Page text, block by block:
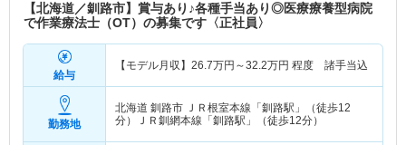
【北海道／釧路市】賞与あり♪各種手当あり◎医療療養型病院
で作業療法士（OT）の募集です〈正社員〉
給与
【モデル月収】 26.7万円～32.2万円 程度 諸手当込
勤務地
北海道 釧路市 ＪＲ根室本線「釧路駅」（徒歩12
分）ＪＲ釧網本線「釧路駅」（徒歩12分）